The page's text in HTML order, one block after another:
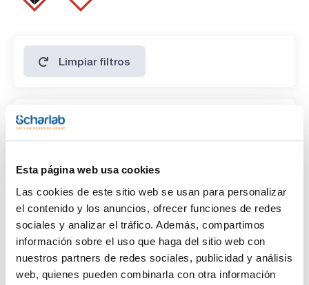
Esta página web usa cookies
Las cookies de este sitio web se usan para personalizar
el contenido y los anuncios, ofrecer funciones de redes
sociales y analizar el tráfico. Además, compartimos
información sobre el uso que haga del sitio web con
nuestros partners de redes sociales, publicidad y análisis
web, quienes pueden combinarla con otra información
material de referencia certificado del NIST: SRM® 999
(Potassium Chloride Primary Standard).
Limpiar filtros
Características
Capacidad
x 1 l